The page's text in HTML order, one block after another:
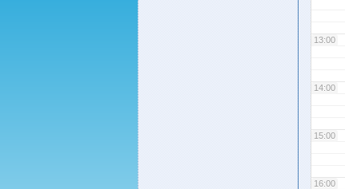
13:00
14:00
15:00
16:00